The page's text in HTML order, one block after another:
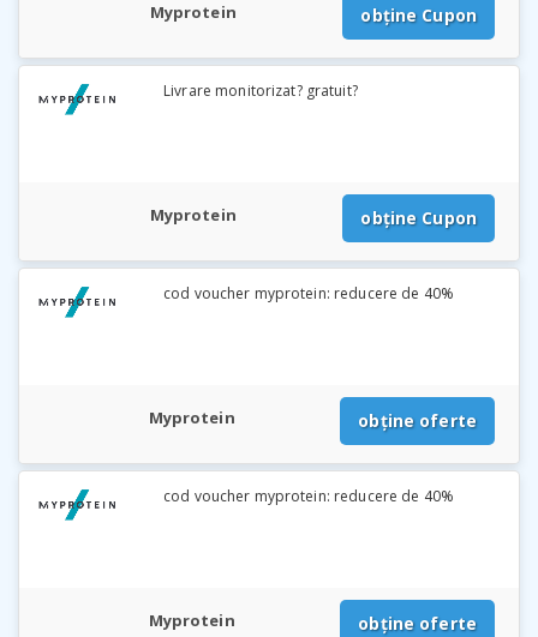
Myprotein obține Cupon
Livrare monitorizat? gratuit?
Myprotein obține Cupon
cod voucher myprotein: reducere de 40%
Myprotein obține oferte
cod voucher myprotein: reducere de 40%
Myprotein obține oferte